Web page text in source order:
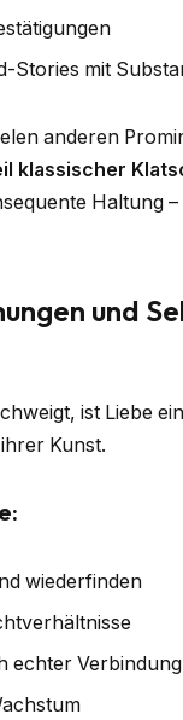
Stories mit
anderen
klassischer
Haltung
und
ist Liebe
Kunst.
wiederfinden
echter Verbindung